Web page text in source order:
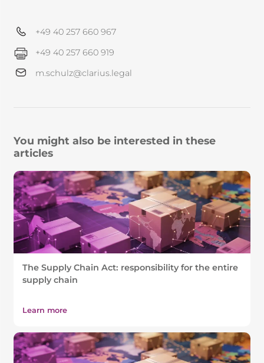
+49 40 257 660 967
+49 40 257 660 919
m.schulz@clarius.legal
You might also be interested in these
articles
The Supply Chain Act: responsibility for the entire
supply chain
Learn more